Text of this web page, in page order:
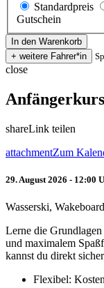
Standardpreis
Gutschein
close
Anfängerkurs
shareLink teilen
attachmentZum
29. August 2026 - 12:00
Wasserski,
Lerne die
und maximalem
kannst du direkt
Flexibel: